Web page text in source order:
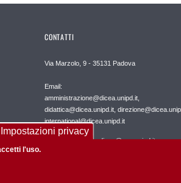
CONTATTI
Via Marzolo, 9 - 35131 Padova
Email:
amministrazione@dicea.unipd.it,
didattica@dicea.unipd.it,
international@dicea.unipd.it
PEC: dipartimento.dicea@pec.unipd.it
Impostazioni privacy
l'uso.